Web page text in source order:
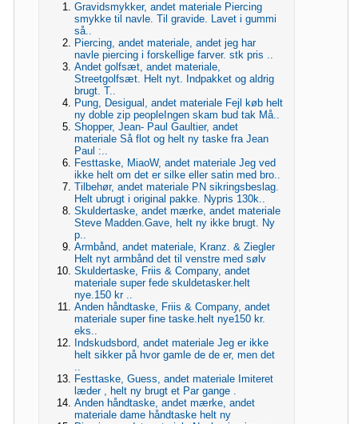
Gravidsmykker, andet materiale Piercing
smykke til navle. Til gravide. Lavet i gummi
så..
Piercing, andet materiale, andet jeg har
navle piercing i forskellige farver. stk pris ..
Andet golfsæt, andet materiale,
Streetgolfsæt. Helt nyt. Indpakket og aldrig
brugt. T..
Pung, Desigual, andet materiale Fejl køb helt
ny doble zip peopleIngen skam bud tak Må..
Shopper, Jean- Paul Gaultier, andet
materiale Så flot og helt ny taske fra Jean
Paul :..
Festtaske, MiaoW, andet materiale Jeg ved
ikke helt om det er silke eller satin med bro..
Tilbehør, andet materiale PN sikringsbeslag.
Helt ubrugt i original pakke. Nypris 130k..
Skuldertaske, andet mærke, andet materiale
Steve Madden.Gave, helt ny ikke brugt. Ny
p..
Armbånd, andet materiale, Kranz. & Ziegler
Helt nyt armbånd det til venstre med sølv
Skuldertaske, Friis & Company, andet
materiale super fede skuldetasker.helt
nye.150 kr ..
Anden håndtaske, Friis & Company, andet
materiale super fine taske.helt nye150 kr.
eks..
Indskudsbord, andet materiale Jeg er ikke
helt sikker på hvor gamle de de er, men det
..
Festtaske, Guess, andet materiale Imiteret
læder , helt ny brugt et Par gange .
Anden håndtaske, andet mærke, andet
materiale dame håndtaske helt ny